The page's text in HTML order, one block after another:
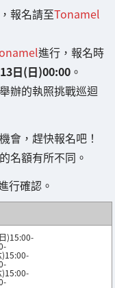
報名請至Tonamel
進行，報名時
日(日)00:00 。
辦的執照挑戰巡迴
會，趕快報名吧！
名額有所不同。
行確認。
)15:00-